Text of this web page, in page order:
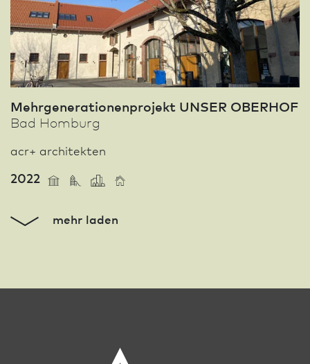
Mehrgenerationenprojekt UNSER OBERHOF
Bad Homburg
acr+ architekten
2022
mehr laden